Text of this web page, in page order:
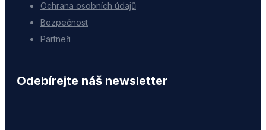
Ochrana osobních údajů
Bezpečnost
Partneři
Odebírejte náš newsletter